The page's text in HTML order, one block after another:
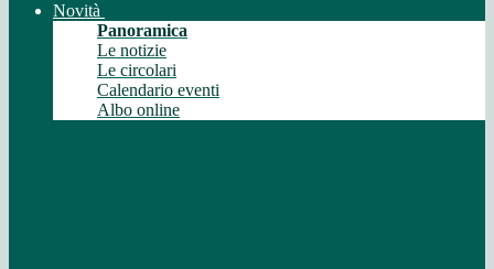
Novità
Panoramica
Le notizie
Le circolari
Calendario eventi
Albo online